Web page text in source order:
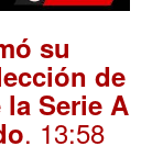
su
de
Serie A
. 13:58